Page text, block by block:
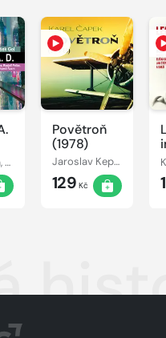
Jiří Adamíra, František Gel, Jiřina Jirásková, Bohumil Švarc, Rudolf Pellar
Povětroň
(1978)
Jaroslav Kepka, Karel Čapek, Karel Houska, Miroslav Moravec, Oldřich Musil, Martin Růžek, Hana Smrčková, Antonín Molčík, Oldřich Vlček
129 Kč